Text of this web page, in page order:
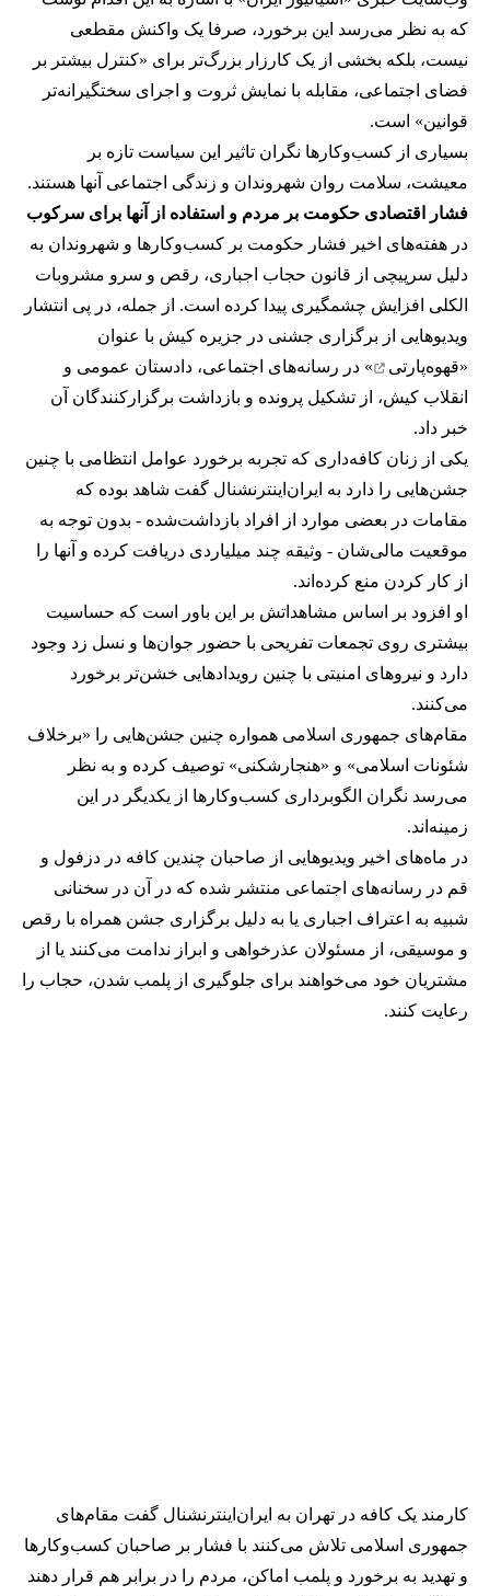
که به نظر می‌رسد این برخورد، صرفا یک واکنش مقطعی
نیست، بلکه بخشی از یک کارزار بزرگ‌تر برای «کنترل بیشتر بر
فضای اجتماعی، مقابله با نمایش ثروت و اجرای سختگیرانه‌تر
قوانین» است.
بسیاری از کسب‌وکارها نگران تاثیر این سیاست‌ تازه بر
معیشت، سلامت روان شهروندان و زندگی اجتماعی آنها هستند.
فشار اقتصادی حکومت بر مردم و استفاده از آنها برای سرکوب
در هفته‌های اخیر فشار حکومت بر کسب‌وکارها و شهروندان به
دلیل سرپیچی از قانون حجاب اجباری، رقص و سرو مشروبات
الکلی افزایش چشمگیری پیدا کرده است. از جمله، در پی انتشار
ویدیوهایی از برگزاری جشنی در جزیره کیش با عنوان
«قهوه‌پارتی
» در رسانه‌های اجتماعی، دادستان عمومی و
انقلاب کیش، از تشکیل پرونده و بازداشت برگزارکنندگان آن
خبر داد.
یکی از زنان کافه‌داری که تجربه برخورد عوامل انتظامی با چنین
جشن‌هایی را دارد به ایران‌اینترنشنال گفت شاهد بوده که
مقامات در بعضی موارد از افراد بازداشت‌‌شده - بدون توجه به
موقعیت مالی‌شان - وثیقه چند میلیاردی دریافت کرده و آنها را
از کار کردن منع کرده‌اند.
او افزود بر اساس مشاهداتش بر این باور است که حساسیت
بیشتری روی تجمعات تفریحی با حضور جوان‌ها و نسل زد وجود
دارد و نیروهای امنیتی با چنین رویدادهایی خشن‌تر برخورد
می‌کنند.
مقام‌های جمهوری اسلامی همواره چنین جشن‌هایی را «برخلاف
شئونات اسلامی» و «هنجارشکنی» توصیف کرده و به نظر
می‌رسد نگران الگوبرداری کسب‌وکارها از یکدیگر در این
زمینه‌اند.
در ماه‌های اخیر ویدیوهایی از صاحبان چندین کافه در دزفول و
قم در رسانه‌های اجتماعی منتشر شده که در آن در سخنانی
شبیه به اعتراف اجباری یا به دلیل برگزاری جشن همراه با رقص
و موسیقی، از مسئولان عذرخواهی و ابراز ندامت می‌کنند یا از
مشتریان خود می‌خواهند برای جلوگیری از پلمب شدن، حجاب را
رعایت کنند.
کارمند یک کافه در تهران به ایران‌اینترنشنال گفت مقام‌های
جمهوری اسلامی تلاش می‌کنند با فشار بر صاحبان کسب‌وکارها
و تهدید به برخورد و پلمب اماکن، مردم را در برابر هم قرار دهند